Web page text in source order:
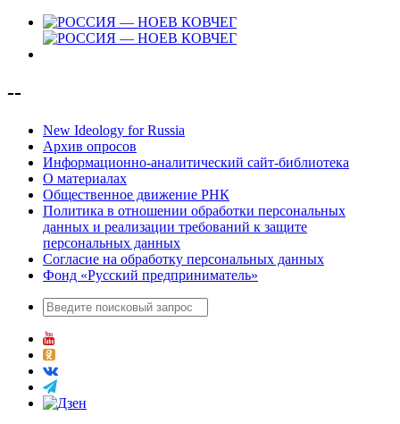
--
New Ideology for Russia
Архив опросов
Информационно-аналитический сайт-библиотека
О материалах
Общественное движение РНК
Политика в отношении обработки персональных
данных и реализации требований к защите
персональных данных
Согласие на обработку персональных данных
Фонд «Русский предприниматель»